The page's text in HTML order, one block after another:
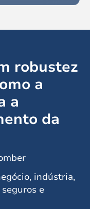
robustez
a
a
da
indústria,
e